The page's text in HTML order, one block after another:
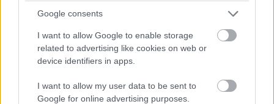
Google consents
I want to allow Google to enable storage
related to advertising like cookies on web or
device identifiers in apps.
I want to allow my user data to be sent to
Google for online advertising purposes.
Zdieľať článok
Pozrite si viac